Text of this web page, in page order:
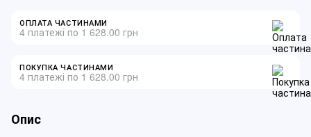
ОПЛАТА ЧАСТИНАМИ
4 платежі по 1 628.00 грн
ПОКУПКА ЧАСТИНАМИ
4 платежі по 1 628.00 грн
Опис